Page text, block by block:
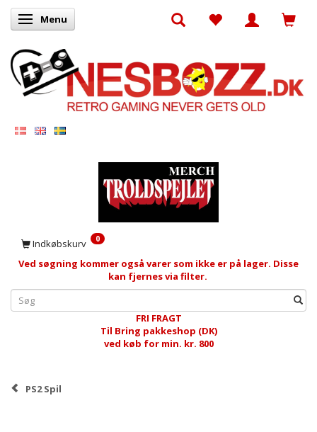
Skifte navigation
Menu
Indkøbskurv 0
Ved søgning kommer også varer som ikke er på lager. Disse
kan fjernes via filter.
FRI FRAGT
Til Bring pakkeshop (DK)
ved køb for min. kr. 800
PS2 Spil